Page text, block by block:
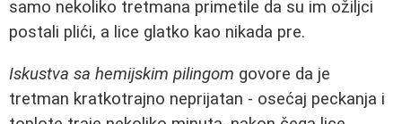
samo nekoliko tretmana primetile da su im ožiljci
postali plići, a lice glatko kao nikada pre.
Iskustva sa hemijskim pilingom govore da je
tretman kratkotrajno neprijatan - osećaj peckanja i